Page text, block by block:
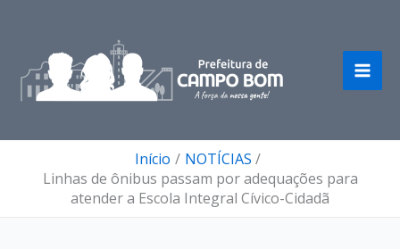
conteúdo
Início
NOTÍCIAS
Linhas de ônibus passam por adequações para
atender a Escola Integral Cívico-Cidadã